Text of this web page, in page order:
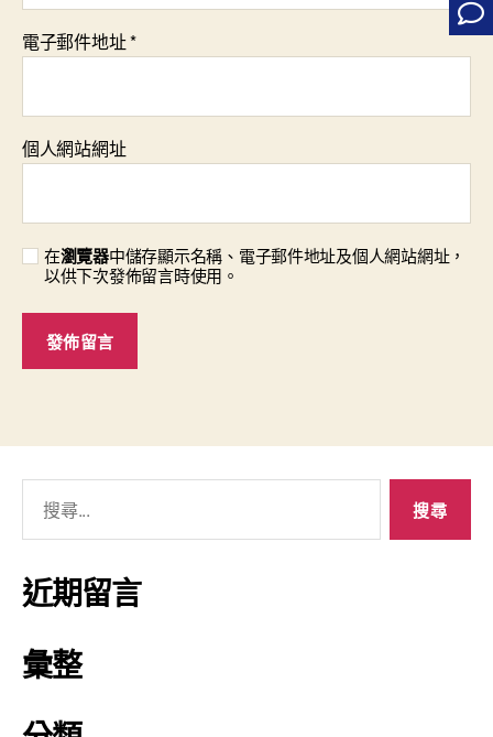
電子郵件地址*
個人網站網址
在瀏覽器中儲存顯示名稱、電子郵件地址及個人網站網址，
以供下次發佈留言時使用。
近期留言
彙整